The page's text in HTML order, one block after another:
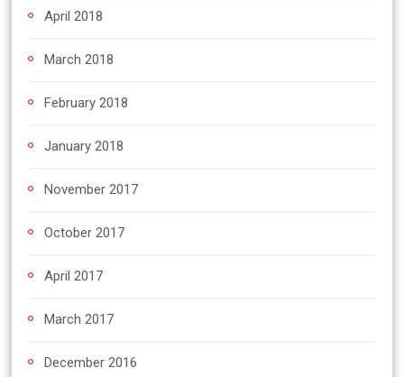
April 2018
March 2018
February 2018
January 2018
November 2017
October 2017
April 2017
March 2017
December 2016